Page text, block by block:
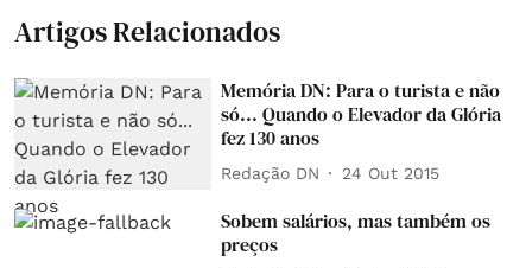
Artigos Relacionados
Memória DN: Para o turista e não
só... Quando o Elevador da Glória
fez 130 anos
Redação DN 24 Out 2015
Sobem salários, mas também os
preços